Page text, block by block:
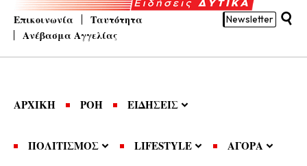
Επικοινωνία
Ταυτότητα
Ανέβασμα Αγγελίας
Newsletter
ΑΡΧΙΚΗ ΡΟΗ ΕΙΔΗΣΕΙΣ
ΠΟΛΙΤΙΣΜΟΣ LIFESTYLE ΑΓΟΡΑ